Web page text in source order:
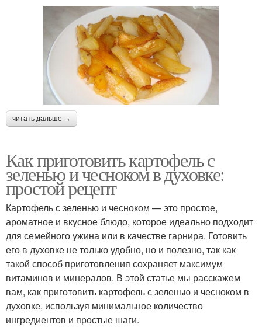
читать дальше →
Как приготовить картофель с
зеленью и чесноком в духовке:
простой рецепт
Картофель с зеленью и чесноком — это простое,
ароматное и вкусное блюдо, которое идеально подходит
для семейного ужина или в качестве гарнира. Готовить
его в духовке не только удобно, но и полезно, так как
такой способ приготовления сохраняет максимум
витаминов и минералов. В этой статье мы расскажем
вам, как приготовить картофель с зеленью и чесноком в
духовке, используя минимальное количество
ингредиентов и простые шаги.